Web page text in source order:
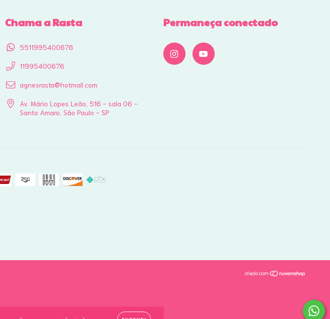
Chama a Rasta
5511995400676
11995400676
agnesrasta@hotmail.com
Av. Mário Lopes Leão, 516 - sala 06 -
Santo Amaro, São Paulo - SP
Permaneça conectado